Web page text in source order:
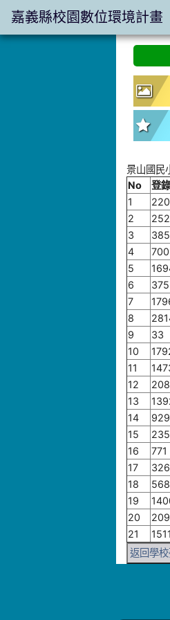
:::
景山國民
No
登
1
2
3
385
4
700
5
6
375
7
8
9
33
10
11
12
13
14
929
15
235
16
771
17
18
568
19
20
21
1511
返回學
嘉義縣校園數位環境計畫